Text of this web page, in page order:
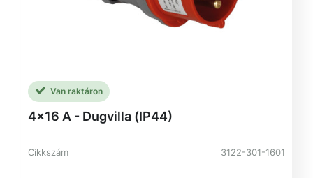
Van raktáron
4x16 A - Dugvilla (IP44)
Cikkszám 3122-301-1601